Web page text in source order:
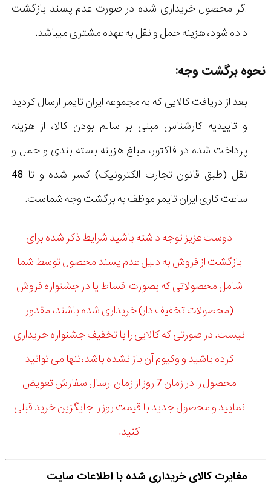
اگر محصول خریداری شده در صورت عدم پسند بازگشت
داده شود، هزینه حمل و نقل به عهده مشتری میباشد.
نحوه برگشت وجه:
بعد از دریافت کالایی که به مجموعه ایران تایمر ارسال کردید
و تاییدیه کارشناس مبنی بر سالم بودن کالا، از هزینه
پرداخت شده در فاکتور، مبلغ هزینه بسته بندی و حمل و
نقل (طبق قانون تجارت الکترونیک) کسر شده و تا 48
ساعت کاری ایران تایمر موظف به برگشت وجه شماست.
دوست عزیز توجه داشته باشید شرایط ذکر شده برای
بازگشت از فروش به دلیل عدم پسند محصول توسط شما
شامل محصولاتی که بصورت اقساط یا در جشنواره فروش
(محصولات تخفیف دار) خریداری شده باشند، مقدور
نیست. در صورتی که کالایی را با تخفیف جشنواره خریداری
کرده باشید و وکیوم آن باز نشده باشد،تنها می توانید
محصول را در زمان 7 روز از زمان ارسال سفارش تعویض
نمایید و محصول جدید با قیمت روز را جایگزین خرید قبلی
کنید.
مغایرت کالای خریداری شده با اطلاعات سایت